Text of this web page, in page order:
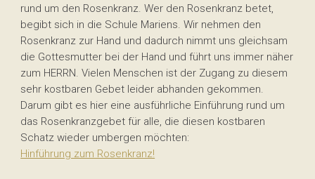
rund um den Rosenkranz. Wer den Rosenkranz betet,
begibt sich in die Schule Mariens. Wir nehmen den
Rosenkranz zur Hand und dadurch nimmt uns gleichsam
die Gottesmutter bei der Hand und führt uns immer näher
zum HERRN. Vielen Menschen ist der Zugang zu diesem
sehr kostbaren Gebet leider abhanden gekommen.
Darum gibt es hier eine ausführliche Einführung rund um
das Rosenkranzgebet für alle, die diesen kostbaren
Schatz wieder umbergen möchten:
Hinführung zum Rosenkranz!